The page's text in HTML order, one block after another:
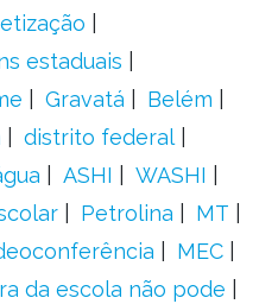
estaduais
Gravatá
Belém
distrito federal
ASHI
WASHI
Petrolina
MT
MEC
da escola não pode